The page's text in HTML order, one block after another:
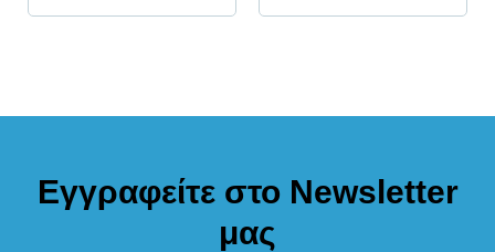
Εγγραφείτε στο Newsletter
μας